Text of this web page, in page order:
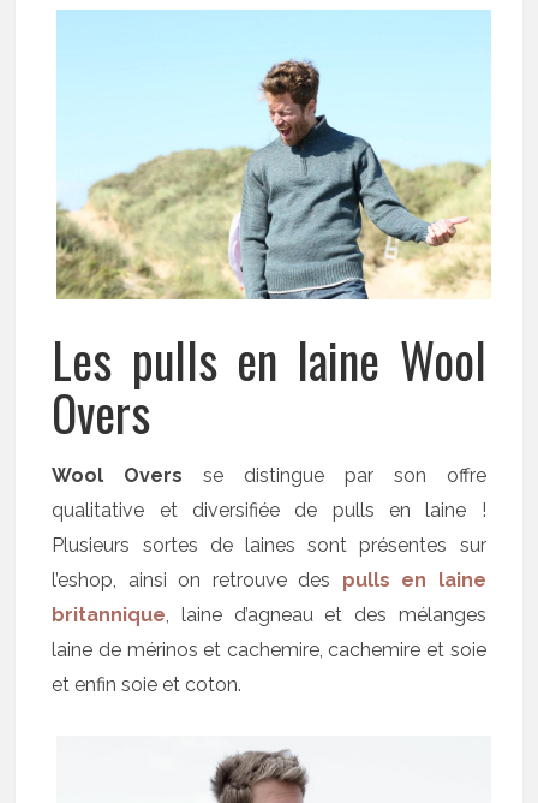
Les pulls en laine Wool
Overs
Wool Overs se distingue par son offre
qualitative et diversifiée de pulls en laine !
Plusieurs sortes de laines sont présentes sur
l’eshop, ainsi on retrouve des pulls en laine
britannique , laine d’agneau et des mélanges
laine de mérinos et cachemire, cachemire et soie
et enfin soie et coton.